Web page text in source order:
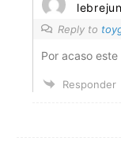
Reply to
Por acaso
Responder